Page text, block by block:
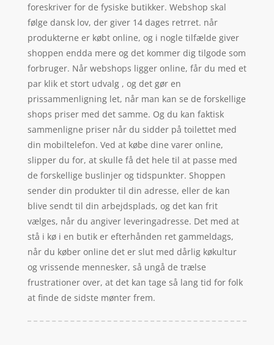
foreskriver for de fysiske butikker. Webshop skal
følge dansk lov, der giver 14 dages retrret. når
produkterne er købt online, og i nogle tilfælde giver
shoppen endda mere og det kommer dig tilgode som
forbruger. Når webshops ligger online, får du med et
par klik et stort udvalg , og det gør en
prissammenligning let, når man kan se de forskellige
shops priser med det samme. Og du kan faktisk
sammenligne priser når du sidder på toilettet med
din mobiltelefon. Ved at købe dine varer online,
slipper du for, at skulle få det hele til at passe med
de forskellige buslinjer og tidspunkter. Shoppen
sender din produkter til din adresse, eller de kan
blive sendt til din arbejdsplads, og det kan frit
vælges, når du angiver leveringadresse. Det med at
stå i kø i en butik er efterhånden ret gammeldags,
når du køber online det er slut med dårlig køkultur
og vrissende mennesker, så ungå de trælse
frustrationer over, at det kan tage så lang tid for folk
at finde de sidste mønter frem.